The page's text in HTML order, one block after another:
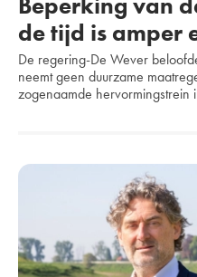
PLAATS
GEBOORTEDATUM
GESLACHT
de tijd is amper
De regering-De Wever
neemt geen duurzame
zogenaamde hervormingstrein